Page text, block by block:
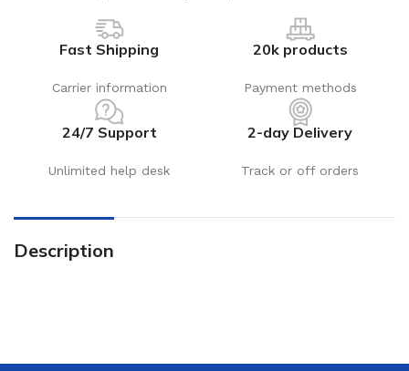
Fast Shipping
Carrier information
20k products
Payment methods
24/7 Support
Unlimited help desk
2-day Delivery
Track or off orders
Description